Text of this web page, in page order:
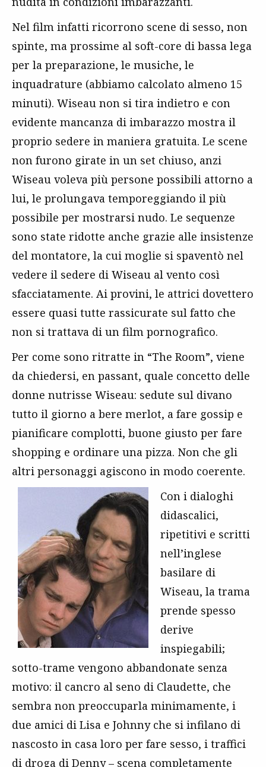
Nel film infatti ricorrono scene di sesso, non
spinte, ma prossime al soft-core di bassa lega
per la preparazione, le musiche, le
inquadrature (abbiamo calcolato almeno 15
minuti). Wiseau non si tira indietro e con
evidente mancanza di imbarazzo mostra il
proprio sedere in maniera gratuita. Le scene
non furono girate in un set chiuso, anzi
Wiseau voleva più persone possibili attorno a
lui, le prolungava temporeggiando il più
possibile per mostrarsi nudo. Le sequenze
sono state ridotte anche grazie alle insistenze
del montatore, la cui moglie si spaventò nel
vedere il sedere di Wiseau al vento così
sfacciatamente. Ai provini, le attrici dovettero
essere quasi tutte rassicurate sul fatto che
non si trattava di un film pornografico.
Per come sono ritratte in “The Room”, viene
da chiedersi, en passant, quale concetto delle
donne nutrisse Wiseau: sedute sul divano
tutto il giorno a bere merlot, a fare gossip e
pianificare complotti, buone giusto per fare
shopping e ordinare una pizza. Non che gli
altri personaggi agiscono in modo coerente.
Con i dialoghi
didascalici,
ripetitivi e scritti
nell’inglese
basilare di
Wiseau, la trama
prende spesso
derive
inspiegabili;
sotto-trame vengono abbandonate senza
motivo: il cancro al seno di Claudette, che
sembra non preoccuparla minimamente, i
due amici di Lisa e Johnny che si infilano di
nascosto in casa loro per fare sesso, i traffici
di droga di Denny – scena completamente